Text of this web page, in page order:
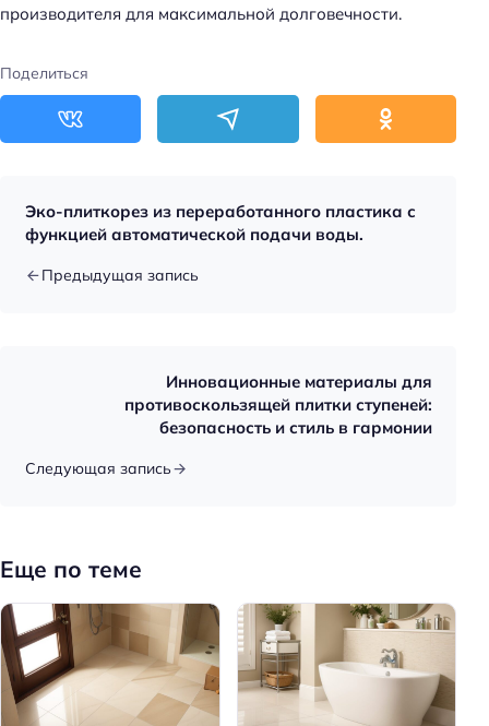
производителя для максимальной долговечности.
Поделиться
Эко-плиткорез из переработанного пластика с
функцией автоматической подачи воды.
Предыдущая запись
Инновационные материалы для
противоскользящей плитки ступеней:
безопасность и стиль в гармонии
Следующая запись
Еще по теме